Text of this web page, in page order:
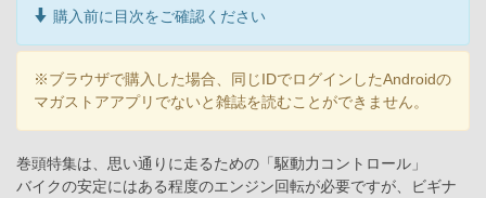
購入前に目次をご確認ください
※ブラウザで購入した場合、同じIDでログインしたAndroidの
マガストアアプリでないと雑誌を読むことができません。
巻頭特集は、思い通りに走るための「駆動力コントロール」
バイクの安定にはある程度のエンジン回転が必要ですが、ビギナ